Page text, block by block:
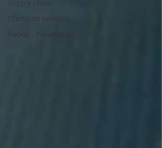
Supply Chain
Oferta de empleos
Hobby - Pasatiempo